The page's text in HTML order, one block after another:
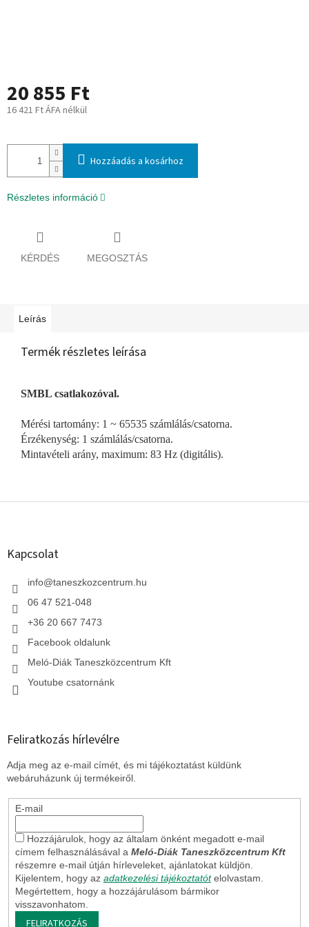
20 855 Ft
16 421 Ft ÁFA nélkül
Hozzáadás a kosárhoz
Részletes információ
KÉRDÉS MEGOSZTÁS
Leírás
Termék részletes leírása
SMBL csatlakozóval.
Mérési tartomány: 1 ~ 65535 számlálás/csatorna.
Érzékenység: 1 számlálás/csatorna.
Mintavételi arány, maximum: 83 Hz (digitális).
L
Kapcsolat
info@taneszkozcentrum.hu
06 47 521-048
+36 20 667 7473
Facebook oldalunk
Meló-Diák Taneszközcentrum Kft
Youtube csatornánk
Feliratkozás hírlevélre
Adja meg az e-mail címét, és mi tájékoztatást küldünk
webáruházunk új termékeiről.
E-mail
Hozzájárulok, hogy az általam önként megadott e-mail
címem felhasználásával a Meló-Diák Taneszközcentrum Kft
részemre e-mail útján hírleveleket, ajánlatokat küldjön.
Kijelentem, hogy az adatkezelési tájékoztatót elolvastam.
Megértettem, hogy a hozzájárulásom bármikor
visszavonhatom.
FELIRATKOZÁS